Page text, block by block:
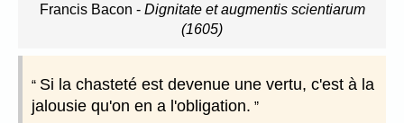
Francis Bacon - Dignitate et augmentis scientiarum
(1605)
Si la chasteté est devenue une vertu, c'est à la
jalousie qu'on en a l'obligation.